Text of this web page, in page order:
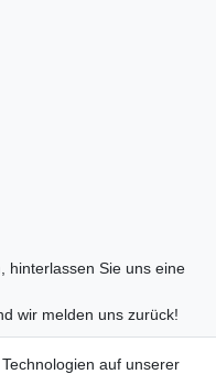
hinterlassen Sie uns eine
wir melden uns zurück!
auf unserer